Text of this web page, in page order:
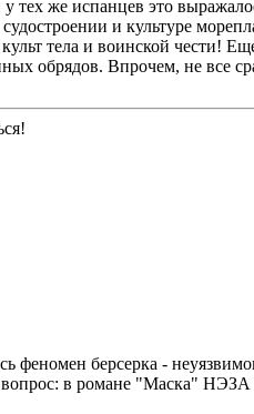
тех же испанцев это
и культуре
тела и воинской чести!
обрядов. Впрочем, не все
феномен берсерка -
в романе "Маска" НЭЗА